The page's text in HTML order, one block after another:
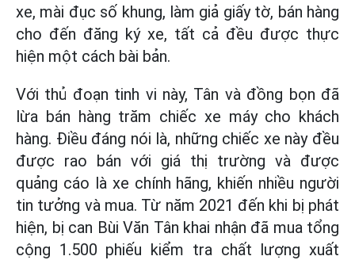
xe, mài đục số khung, làm giả giấy tờ, bán hàng
cho đến đăng ký xe, tất cả đều được thực
hiện một cách bài bản.
Với thủ đoạn tinh vi này, Tân và đồng bọn đã
lừa bán hàng trăm chiếc xe máy cho khách
hàng. Điều đáng nói là, những chiếc xe này đều
được rao bán với giá thị trường và được
quảng cáo là xe chính hãng, khiến nhiều người
tin tưởng và mua. Từ năm 2021 đến khi bị phát
hiện, bị can Bùi Văn Tân khai nhận đã mua tổng
cộng 1.500 phiếu kiểm tra chất lượng xuất